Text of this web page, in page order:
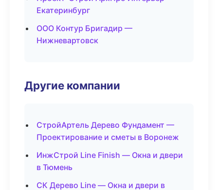
Екатеринбург
ООО Контур Бригадир —
Нижневартовск
Другие компании
СтройАртель Дерево Фундамент —
Проектирование и сметы в Воронеж
ИнжСтрой Line Finish — Окна и двери
в Тюмень
СК Дерево Line — Окна и двери в